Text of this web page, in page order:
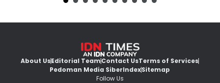
About UsEditorial TeamContact UsTerms of Services
Pedoman Media SiberIndexSitemap
Follow Us